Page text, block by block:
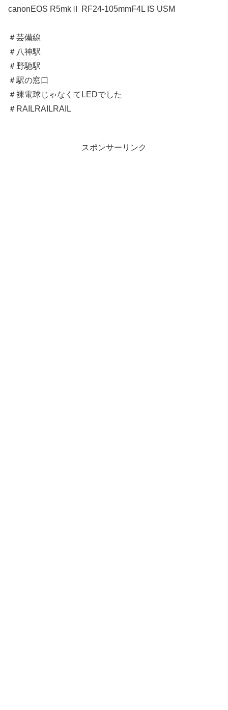
canonEOS R5mkⅡ RF24-105mmF4L IS USM
＃芸備線
＃八神駅
＃野馳駅
＃駅の窓口
＃裸電球じゃなくてLEDでした
＃RAILRAILRAIL
スポンサーリンク